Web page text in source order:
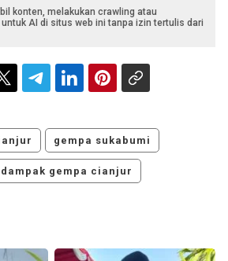
konten, melakukan crawling atau
AI di situs web ini tanpa izin tertulis dari
gempa sukabumi
dampak gempa cianjur